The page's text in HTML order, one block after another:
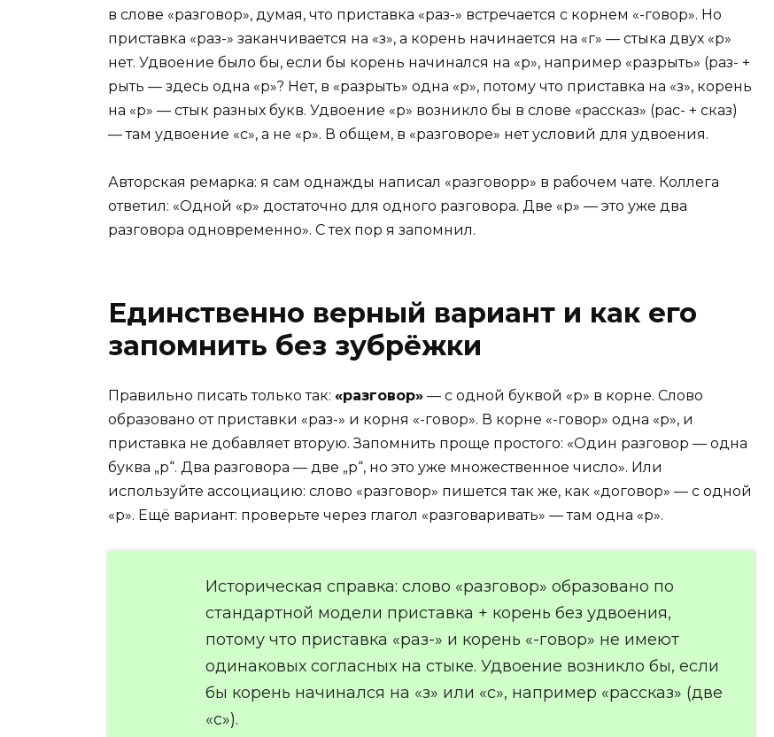
в слове «разговор», думая, что приставка «раз-» встречается с корнем «-говор». Но
приставка «раз-» заканчивается на «з», а корень начинается на «г» — стыка двух «р»
нет. Удвоение было бы, если бы корень начинался на «р», например «разрыть» (раз- +
рыть — здесь одна «р»? Нет, в «разрыть» одна «р», потому что приставка на «з», корень
на «р» — стык разных букв. Удвоение «р» возникло бы в слове «рассказ» (рас- + сказ)
— там удвоение «с», а не «р». В общем, в «разговоре» нет условий для удвоения.
Авторская ремарка: я сам однажды написал «разговорр» в рабочем чате. Коллега
ответил: «Одной «р» достаточно для одного разговора. Две «р» — это уже два
разговора одновременно». С тех пор я запомнил.
Единственно верный вариант и как его
запомнить без зубрёжки
Правильно писать только так: «разговор» — с одной буквой «р» в корне. Слово
образовано от приставки «раз-» и корня «-говор». В корне «-говор» одна «р», и
приставка не добавляет вторую. Запомнить проще простого: «Один разговор — одна
буква „р“. Два разговора — две „р“, но это уже множественное число». Или
используйте ассоциацию: слово «разговор» пишется так же, как «договор» — с одной
«р». Ещё вариант: проверьте через глагол «разговаривать» — там одна «р».
Историческая справка: слово «разговор» образовано по
стандартной модели приставка + корень без удвоения,
потому что приставка «раз-» и корень «-говор» не имеют
одинаковых согласных на стыке. Удвоение возникло бы, если
бы корень начинался на «з» или «с», например «рассказ» (две
«с»).